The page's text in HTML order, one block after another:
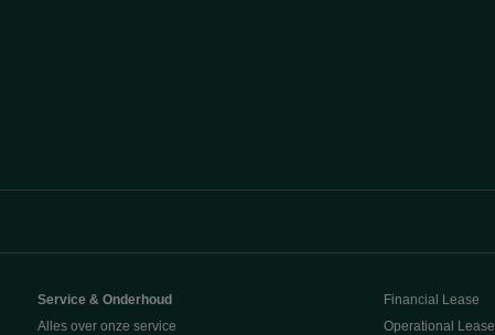
Service & Onderhoud
Alles over onze service
Financial Lease
Operational Lease